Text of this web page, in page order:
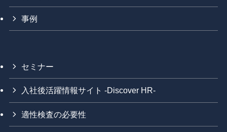
事例
セミナー
入社後活躍情報サイト -Discover HR-
適性検査の必要性